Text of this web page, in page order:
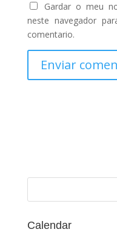
Gardar o meu
neste navegador
comentario.
Calendar